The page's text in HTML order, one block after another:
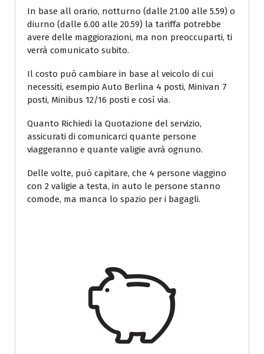
In base all orario, notturno (dalle 21.00 alle 5.59) o
diurno (dalle 6.00 alle 20.59) la tariffa potrebbe
avere delle maggiorazioni, ma non preoccuparti, ti
verrà comunicato subito.
Il costo può cambiare in base al veicolo di cui
necessiti, esempio Auto Berlina 4 posti, Minivan 7
posti, Minibus 12/16 posti e così via.
Quanto Richiedi la Quotazione del servizio,
assicurati di comunicarci quante persone
viaggeranno e quante valigie avrà ognuno.
Delle volte, può capitare, che 4 persone viaggino
con 2 valigie a testa, in auto le persone stanno
comode, ma manca lo spazio per i bagagli.